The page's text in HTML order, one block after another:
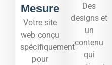
Mesure
Votre site
web conçu
spécifiquement
pour
Des
designs et
un
contenu
qui